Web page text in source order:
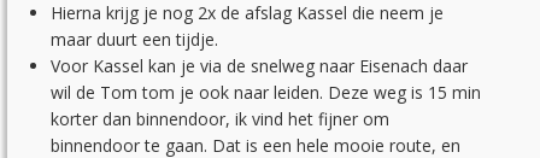
Hierna krijg je nog 2x de afslag Kassel die neem je
maar duurt een tijdje.
Voor Kassel kan je via de snelweg naar Eisenach daar
wil de Tom tom je ook naar leiden. Deze weg is 15 min
korter dan binnendoor, ik vind het fijner om
binnendoor te gaan. Dat is een hele mooie route, en